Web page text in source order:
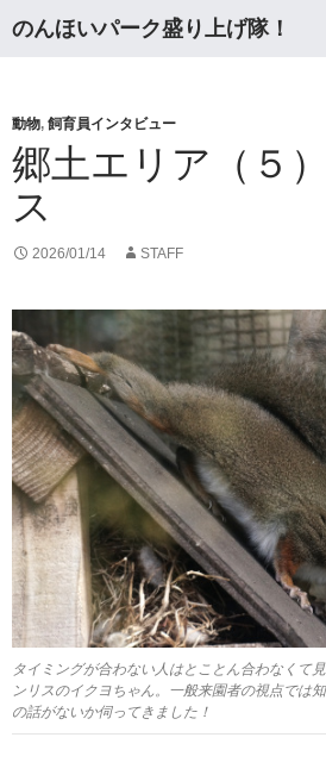
のんほいパーク盛り上げ隊！
索
ン
ツ
へ
ス
キ
ッ
動物, 飼育員インタビュー
郷土エリア（５
ス
2026/01/14 STAFF
タイミングが合わない人はとことん合わなくて
ンリスのイクヨちゃん。一般来園者の視点では
の話がないか伺ってきました！